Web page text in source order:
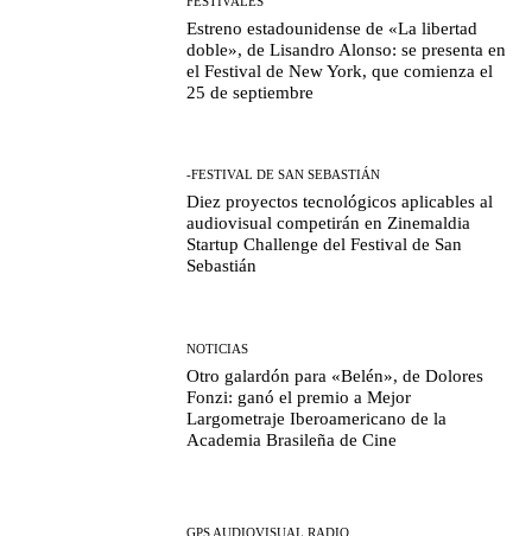
Estreno estadounidense de «La libertad
doble», de Lisandro Alonso: se presenta en
el Festival de New York, que comienza el
25 de septiembre
-FESTIVAL DE SAN SEBASTIÁN
Diez proyectos tecnológicos aplicables al
audiovisual competirán en Zinemaldia
Startup Challenge del Festival de San
Sebastián
NOTICIAS
Otro galardón para «Belén», de Dolores
Fonzi: ganó el premio a Mejor
Largometraje Iberoamericano de la
Academia Brasileña de Cine
GPS AUDIOVISUAL RADIO